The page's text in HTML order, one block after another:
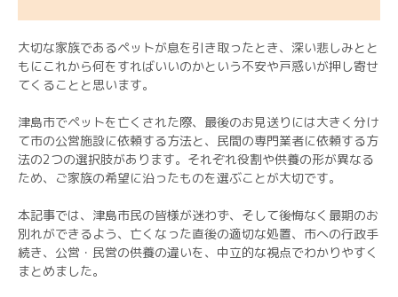
大切な家族であるペットが息を引き取ったとき、深い悲しみとと
もにこれから何をすればいいのかという不安や戸惑いが押し寄せ
てくることと思います。
津島市でペットを亡くされた際、最後のお見送りには大きく分け
て市の公営施設に依頼する方法と、民間の専門業者に依頼する方
法の2つの選択肢があります。それぞれ役割や供養の形が異なる
ため、ご家族の希望に沿ったものを選ぶことが大切です。
本記事では、津島市民の皆様が迷わず、そして後悔なく最期のお
別れができるよう、亡くなった直後の適切な処置、市への行政手
続き、公営・民営の供養の違いを、中立的な視点でわかりやすく
まとめました。